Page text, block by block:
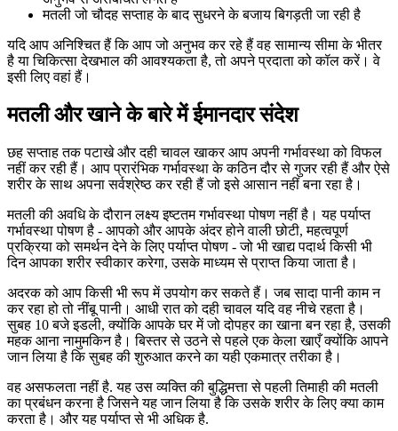
मतली जो चौदह सप्ताह के बाद सुधरने के बजाय बिगड़ती जा रही है
यदि आप अनिश्चित हैं कि आप जो अनुभव कर रहे हैं वह सामान्य सीमा के भीतर
है या चिकित्सा देखभाल की आवश्यकता है, तो अपने प्रदाता को कॉल करें। वे
इसी लिए वहां हैं।
मतली और खाने के बारे में ईमानदार संदेश
छह सप्ताह तक पटाखे और दही चावल खाकर आप अपनी गर्भावस्था को विफल
नहीं कर रही हैं। आप प्रारंभिक गर्भावस्था के कठिन दौर से गुजर रही हैं और ऐसे
शरीर के साथ अपना सर्वश्रेष्ठ कर रही हैं जो इसे आसान नहीं बना रहा है।
मतली की अवधि के दौरान लक्ष्य इष्टतम गर्भावस्था पोषण नहीं है। यह पर्याप्त
गर्भावस्था पोषण है - आपको और आपके अंदर होने वाली छोटी, महत्वपूर्ण
प्रक्रिया को समर्थन देने के लिए पर्याप्त पोषण - जो भी खाद्य पदार्थ किसी भी
दिन आपका शरीर स्वीकार करेगा, उसके माध्यम से प्राप्त किया जाता है।
अदरक को आप किसी भी रूप में उपयोग कर सकते हैं। जब सादा पानी काम न
कर रहा हो तो नींबू पानी। आधी रात को दही चावल यदि वह नीचे रहता है।
सुबह 10 बजे इडली, क्योंकि आपके घर में जो दोपहर का खाना बन रहा है, उसकी
महक आना नामुमकिन है। बिस्तर से उठने से पहले एक केला खाएँ क्योंकि आपने
जान लिया है कि सुबह की शुरुआत करने का यही एकमात्र तरीका है।
वह असफलता नहीं है. यह उस व्यक्ति की बुद्धिमत्ता से पहली तिमाही की मतली
का प्रबंधन करना है जिसने यह जान लिया है कि उसके शरीर के लिए क्या काम
करता है। और यह पर्याप्त से भी अधिक है.